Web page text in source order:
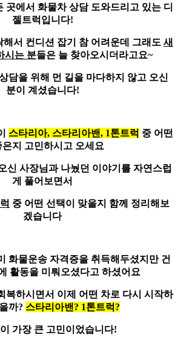
곳에서 화물차 상담도와드리고 있는 디
젤트럭입니다!
해서 컨디션 잡기 참 어려운데 그래도 새
시는 분들은 늘 찾아오시더라고요~
담을 위해 먼 길을 마다하지 않고 오신
분이 계셨습니다!
스타리아, 스타리아밴, 1톤트럭 중 어떤
은지 고민하시고 오세요
신 사장님과 나눴던 이야기를 자연스럽
게 풀어보면서
중 어떤 선택이 맞을지 함께 정리해보
겠습니다
화물운송 자격증을 취득해두셨지만 건
활동을 미뤄오셨다고 하셨어요
복하시면서 이제 어떤 차로 다시 시작하
까? 스타리아밴? 1톤트럭?
가장 큰 고민이었습니다!